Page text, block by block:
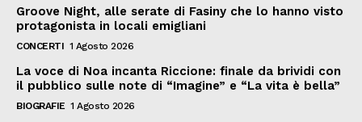
Groove Night, alle serate di Fasiny che lo hanno visto
protagonista in locali emigliani
CONCERTI 1 Agosto 2026
La voce di Noa incanta Riccione: finale da brividi con
il pubblico sulle note di “Imagine” e “La vita è bella”
BIOGRAFIE 1 Agosto 2026